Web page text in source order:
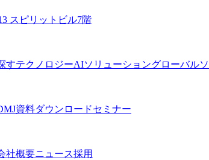
スピリットビル7階
すテクノロジーAIソリューショングローバル
資料ダウンロードセミナー
社概要ニュース採用